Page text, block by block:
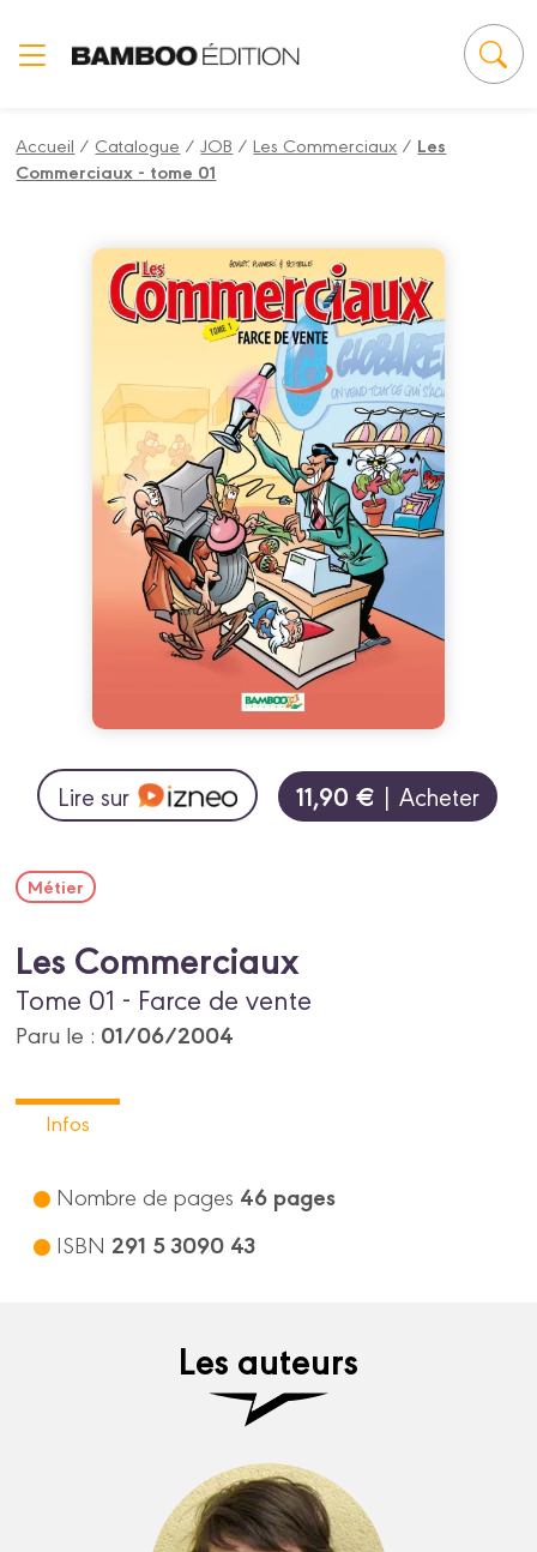
Accueil / Catalogue /JOB /Les Commerciaux / Les
Commerciaux - tome 01
Lire sur 11,90 € | Acheter
Métier
Les Commerciaux
Tome 01 - Farce de vente
Paru le : 01/06/2004
Infos
Nombre de pages 46 pages
ISBN 291 5 3090 43
Les auteurs